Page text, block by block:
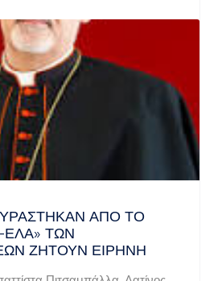
ΑΠΌ ΤΟ
ΈΛΑ» ΤΩΝ
ΖΗΤΟΎΝ ΕΙΡΉΝΗ